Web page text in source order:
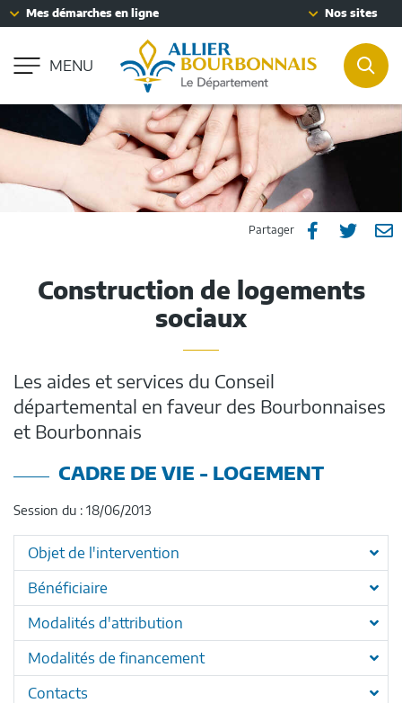
Aller à la recherche
Accessibilité : partiellement conforme
Mes démarches en ligne Nos sites
MENU
Partager Partager
Facebook
 
Construction de logements
sociaux
Les aides et services du Conseil
départemental en faveur des Bourbonnaises
et Bourbonnais
CADRE DE VIE - LOGEMENT
Session du : 18/06/2013
Objet de l'intervention
Bénéficiaire
Modalités d'attribution
Modalités de financement
Contacts
Fenêtre
chat